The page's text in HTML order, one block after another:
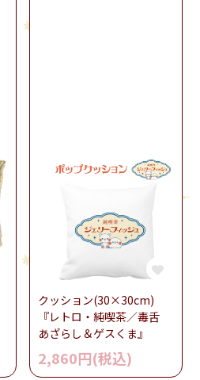
クッション(30×30cm)
『レトロ・純喫茶／毒舌
あざらし＆ゲスくま』
2,860円(税込)